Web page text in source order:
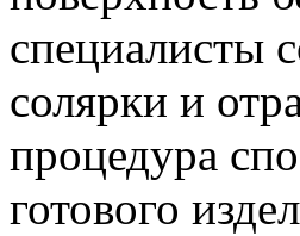
специалисты
солярки и
процедура
готового